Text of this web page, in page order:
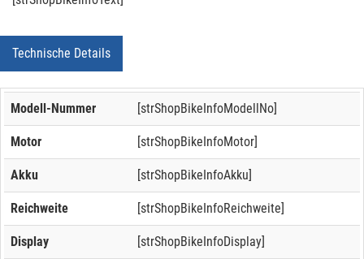
Technische Details
Modell-Nummer [strShopBikeInfoModellNo]
Motor [strShopBikeInfoMotor]
Akku [strShopBikeInfoAkku]
Reichweite [strShopBikeInfoReichweite]
Display [strShopBikeInfoDisplay]